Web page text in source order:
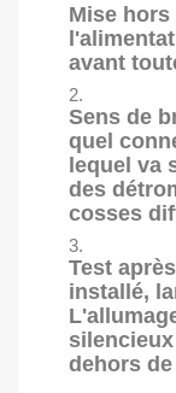
Mise
avant
Sens de
quel
lequel va
des
cosses
Test
installé,
dehors